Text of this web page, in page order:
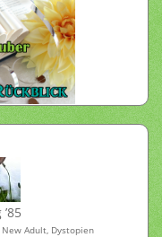
New Adult, Dystopien